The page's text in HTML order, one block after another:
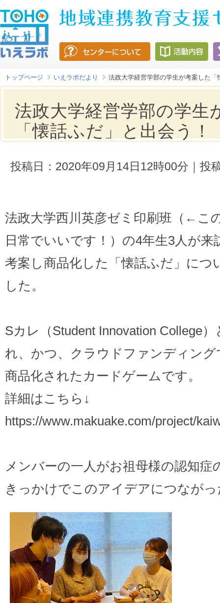
トップページ いえラボだより 法政大学経営学部の学生が考案した「
法政大学経営学部の学生
「懐話ふだ」と出会う！
投稿日：2020年09月14日12時00分｜投
法政大学西川英彦ゼミ印刷班（←こ
日常でいいです！）の4年生3人が来
考案し商品化した「懐話ふだ」につ
した。
Sカレ（Student Innovation College
れ、かつ、クラウドファンディン
商品化されたカードゲームです。
詳細はこちら↓
https://www.makuake.com/project/
メンバーの一人がお祖母様の認知
きっかけでこのアイデアにつなが